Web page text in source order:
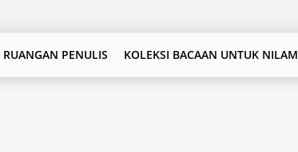
RUANGAN PENULIS KOLEKSI BACAAN UNTUK NILAM